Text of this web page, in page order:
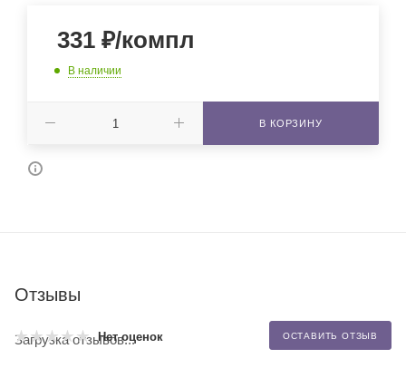
331 ₽/компл
В наличии
В КОРЗИНУ
Отзывы
Нет оценок ОСТАВИТЬ ОТЗЫВ
Загрузка отзывов...